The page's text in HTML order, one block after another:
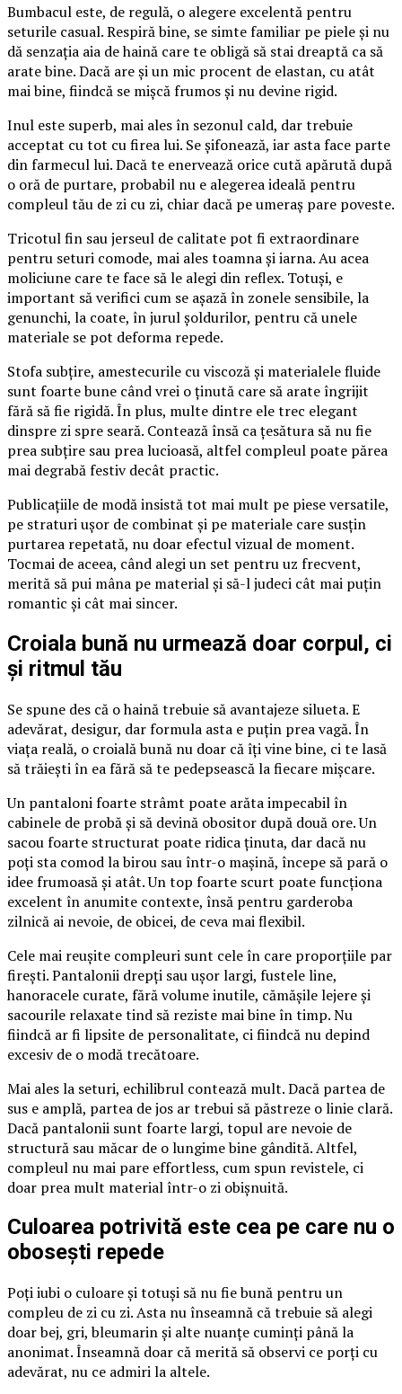
Bumbacul este, de regulă, o alegere excelentă pentru
seturile casual. Respiră bine, se simte familiar pe piele și nu
dă senzația aia de haină care te obligă să stai dreaptă ca să
arate bine. Dacă are și un mic procent de elastan, cu atât
mai bine, fiindcă se mișcă frumos și nu devine rigid.
Inul este superb, mai ales în sezonul cald, dar trebuie
acceptat cu tot cu firea lui. Se șifonează, iar asta face parte
din farmecul lui. Dacă te enervează orice cută apărută după
o oră de purtare, probabil nu e alegerea ideală pentru
compleul tău de zi cu zi, chiar dacă pe umeraș pare poveste.
Tricotul fin sau jerseul de calitate pot fi extraordinare
pentru seturi comode, mai ales toamna și iarna. Au acea
moliciune care te face să le alegi din reflex. Totuși, e
important să verifici cum se așază în zonele sensibile, la
genunchi, la coate, în jurul șoldurilor, pentru că unele
materiale se pot deforma repede.
Stofa subțire, amestecurile cu viscoză și materialele fluide
sunt foarte bune când vrei o ținută care să arate îngrijit
fără să fie rigidă. În plus, multe dintre ele trec elegant
dinspre zi spre seară. Contează însă ca țesătura să nu fie
prea subțire sau prea lucioasă, altfel compleul poate părea
mai degrabă festiv decât practic.
Publicațiile de modă insistă tot mai mult pe piese versatile,
pe straturi ușor de combinat și pe materiale care susțin
purtarea repetată, nu doar efectul vizual de moment.
Tocmai de aceea, când alegi un set pentru uz frecvent,
merită să pui mâna pe material și să-l judeci cât mai puțin
romantic și cât mai sincer.
Croiala bună nu urmează doar corpul, ci
și ritmul tău
Se spune des că o haină trebuie să avantajeze silueta. E
adevărat, desigur, dar formula asta e puțin prea vagă. În
viața reală, o croială bună nu doar că îți vine bine, ci te lasă
să trăiești în ea fără să te pedepsească la fiecare mișcare.
Un pantaloni foarte strâmt poate arăta impecabil în
cabinele de probă și să devină obositor după două ore. Un
sacou foarte structurat poate ridica ținuta, dar dacă nu
poți sta comod la birou sau într-o mașină, începe să pară o
idee frumoasă și atât. Un top foarte scurt poate funcționa
excelent în anumite contexte, însă pentru garderoba
zilnică ai nevoie, de obicei, de ceva mai flexibil.
Cele mai reușite compleuri sunt cele în care proporțiile par
firești. Pantalonii drepți sau ușor largi, fustele line,
hanoracele curate, fără volume inutile, cămășile lejere și
sacourile relaxate tind să reziste mai bine în timp. Nu
fiindcă ar fi lipsite de personalitate, ci fiindcă nu depind
excesiv de o modă trecătoare.
Mai ales la seturi, echilibrul contează mult. Dacă partea de
sus e amplă, partea de jos ar trebui să păstreze o linie clară.
Dacă pantalonii sunt foarte largi, topul are nevoie de
structură sau măcar de o lungime bine gândită. Altfel,
compleul nu mai pare effortless, cum spun revistele, ci
doar prea mult material într-o zi obișnuită.
Culoarea potrivită este cea pe care nu o
obosești repede
Poți iubi o culoare și totuși să nu fie bună pentru un
compleu de zi cu zi. Asta nu înseamnă că trebuie să alegi
doar bej, gri, bleumarin și alte nuanțe cuminți până la
anonimat. Înseamnă doar că merită să observi ce porți cu
adevărat, nu ce admiri la altele.